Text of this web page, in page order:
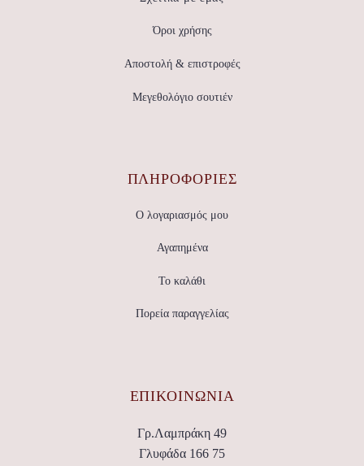
Όροι χρήσης
Αποστολή & επιστροφές
Μεγεθολόγιο σουτιέν
ΠΛΗΡΟΦΟΡΙΕΣ
Ο λογαριασμός μου
Αγαπημένα
Το καλάθι
Πορεία παραγγελίας
ΕΠΙΚΟΙΝΩΝΊΑ
Γρ.Λαμπράκη 49
Γλυφάδα 166 75